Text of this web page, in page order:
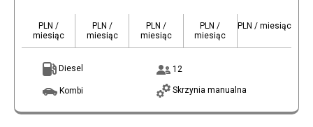
PLN /
miesiąc
PLN /
miesiąc
PLN /
miesiąc
PLN /
miesiąc
PLN / miesiąc
Diesel 12
Kombi Skrzynia manualna